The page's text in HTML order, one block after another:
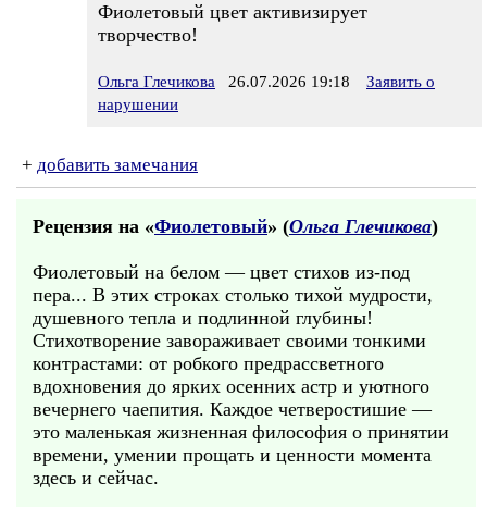
Фиолетовый цвет активизирует
творчество!
Ольга Глечикова 26.07.2026 19:18
Заявить о
нарушении
+ добавить замечания
Рецензия на «Фиолетовый» (Ольга Глечикова)
Фиолетовый на белом — цвет стихов из-под
пера... В этих строках столько тихой мудрости,
душевного тепла и подлинной глубины!
Стихотворение завораживает своими тонкими
контрастами: от робкого предрассветного
вдохновения до ярких осенних астр и уютного
вечернего чаепития. Каждое четверостишие —
это маленькая жизненная философия о принятии
времени, умении прощать и ценности момента
здесь и сейчас.